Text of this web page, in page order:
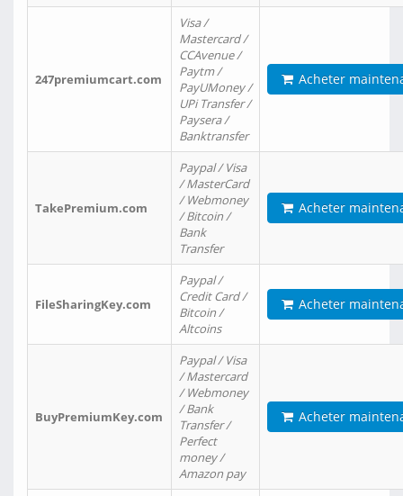
247premiumcart.com
Visa /
Mastercard /
CCAvenue /
Paytm /
PayUMoney /
UPi Transfer /
Paysera /
Banktransfer
Acheter
TakePremium.com
Paypal / Visa
/ MasterCard
/ Webmoney
/ Bitcoin /
Bank
Transfer
Acheter
FileSharingKey.com
Paypal /
Credit Card /
Bitcoin /
Altcoins
Acheter
BuyPremiumKey.com
Paypal / Visa
/ Mastercard
/ Webmoney
/ Bank
Transfer /
Perfect
money /
Amazon pay
Acheter